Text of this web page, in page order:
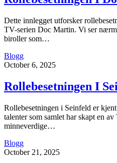
Dette innlegget utforsker
TV-serien Doc Martin. Vi ser
biroller som…
Blogg
October 6, 2025
Rollebesetningen I
Rollebesetningen i Seinfeld er
talenter som samlet har skapt en
minneverdige…
Blogg
October 21, 2025